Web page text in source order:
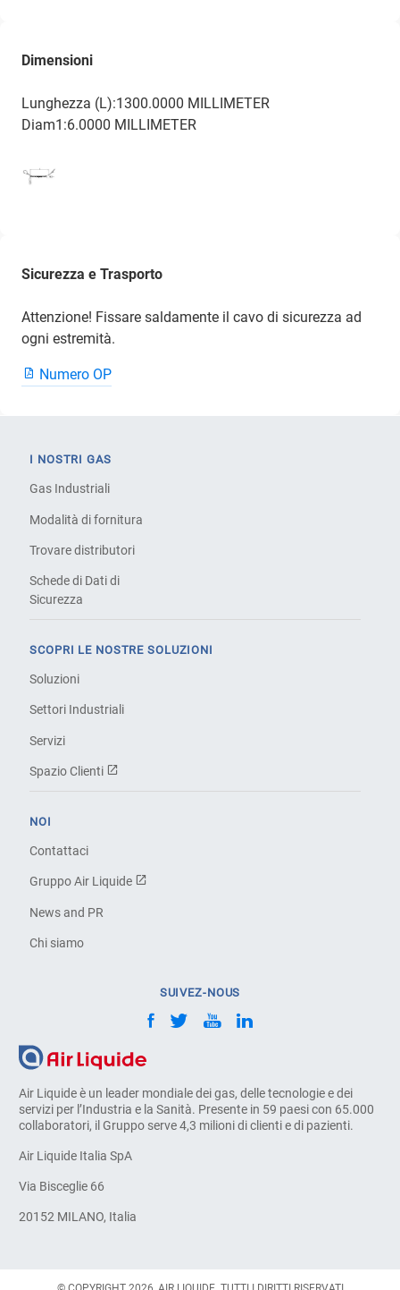
Dimensioni
Lunghezza (L):1300.0000 MILLIMETER
Diam1:6.0000 MILLIMETER
Sicurezza e Trasporto
Attenzione! Fissare saldamente il cavo di sicurezza ad
ogni estremità.
Numero OP
Air Liquide è un leader mondiale dei gas, delle tecnologie e dei
servizi per l’Industria e la Sanità. Presente in 59 paesi con 65.000
collaboratori, il Gruppo serve 4,3 milioni di clienti e di pazienti.
Air Liquide Italia SpA
Via Bisceglie 66
20152 MILANO, Italia
I NOSTRI GAS
Gas Industriali
Modalità di fornitura
Trovare distributori
Schede di Dati di
Sicurezza
SCOPRI LE NOSTRE SOLUZIONI
Soluzioni
Settori Industriali
Servizi
Spazio Clienti
NOI
Contattaci
Gruppo Air Liquide
News and PR
Chi siamo
SUIVEZ-NOUS